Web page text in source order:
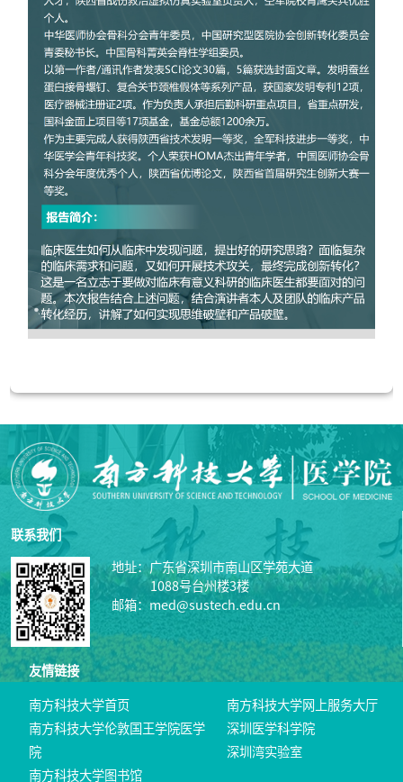
联系我们
地址：广东省深圳市南山区学苑大道
1088号台州楼3楼
邮箱：med@sustech.edu.cn
友情链接
南方科技大学首页
南方科技大学伦敦国王学院医学
院
南方科技大学图书馆
南方科技大学网上服务大厅
深圳医学科学院
深圳湾实验室